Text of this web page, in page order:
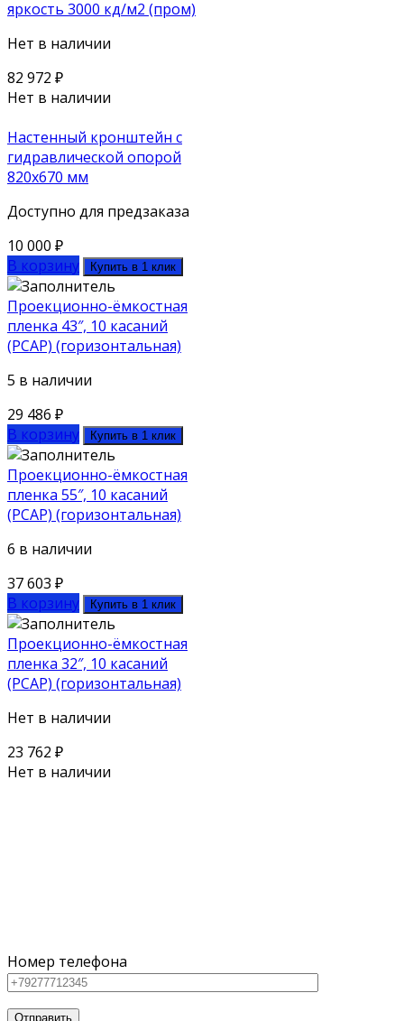
яркость 3000 кд/м2 (пром)
Нет в наличии
82 972 ₽
Нет в наличии
Настенный кронштейн с
гидравлической опорой
820х670 мм
Доступно для предзаказа
10 000 ₽
В корзину
Купить в 1 клик
Проекционно-ёмкостная
пленка 43″, 10 касаний
(PCAP) (горизонтальная)
5 в наличии
29 486 ₽
В корзину
Купить в 1 клик
Проекционно-ёмкостная
пленка 55″, 10 касаний
(PCAP) (горизонтальная)
6 в наличии
37 603 ₽
В корзину
Купить в 1 клик
Проекционно-ёмкостная
пленка 32″, 10 касаний
(PCAP) (горизонтальная)
Нет в наличии
23 762 ₽
Нет в наличии
Номер телефона